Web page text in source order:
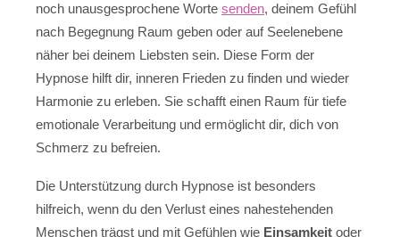
noch unausgesprochene Worte senden, deinem Gefühl
nach Begegnung Raum geben oder auf Seelenebene
näher bei deinem Liebsten sein. Diese Form der
Hypnose hilft dir, inneren Frieden zu finden und wieder
Harmonie zu erleben. Sie schafft einen Raum für tiefe
emotionale Verarbeitung und ermöglicht dir, dich von
Schmerz zu befreien.
Die Unterstützung durch Hypnose ist besonders
hilfreich, wenn du den Verlust eines nahestehenden
Menschen trägst und mit Gefühlen wie Einsamkeit oder